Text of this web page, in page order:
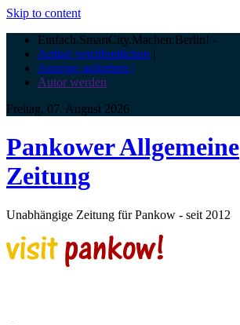
Skip to content
Einfach.SmartCity.Machen:Berlin! -
Artikel veröffentlichen |
Anzeige aufgeben |
Autor werden
Freitag, 07. August 2026
Pankower Allgemeine
Zeitung
Unabhängige Zeitung für Pankow - seit 2012